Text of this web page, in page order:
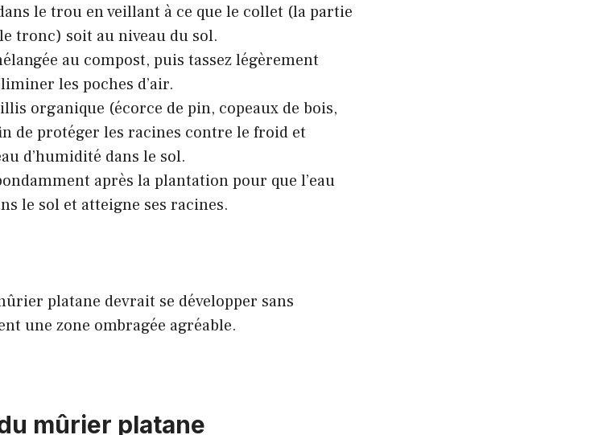
le trou en veillant à ce que le collet (la partie
tronc) soit au niveau du sol.
au compost, puis tassez légèrement
les poches d’air.
organique (écorce de pin, copeaux de bois,
de protéger les racines contre le froid et
d’humidité dans le sol.
après la plantation pour que l’eau
le sol et atteigne ses racines.
platane devrait se développer sans
une zone ombragée agréable.
mûrier platane